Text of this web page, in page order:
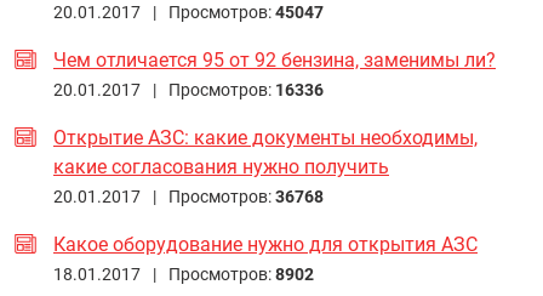
20.01.2017 | Просмотров:45047
Чем отличается 95 от 92 бензина, заменимы ли?
20.01.2017 | Просмотров: 16336
Открытие АЗС: какие документы необходимы,
какие согласования нужно получить
20.01.2017 | Просмотров:36768
Какое оборудование нужно для открытия АЗС
18.01.2017 | Просмотров:8902